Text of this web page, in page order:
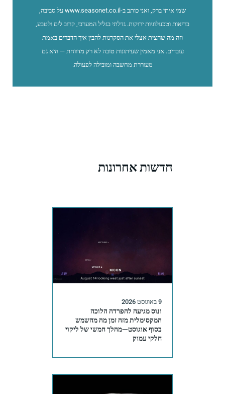
שמי איתי ברק, ואני כותב ב-www.seasonet.co.il על סביבה,
בריאות וטכנולוגיות ירוקות. גדלתי בגליל המערבי, קרוב לים ולטבע,
וזה מה שהצית אצלי את הסקרנות להבין איך הדברים באמת
עובדים. אני מאמין שעיתונות טובה לא רק מדווחת — היא גם
מעוררת מחשבה ומובילה לפעולה.
חדשות אחרונות
9 באוגוסט 2026
ונוס מגיעה להפרדה הלוכה
המקסימלית מזה זמן מה מהשמש
בסוף אוגוסט—מהלך חמשי של ליקוי
חלקי עמוק